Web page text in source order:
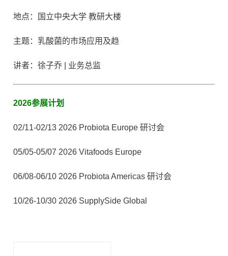
地点：国立中央大学 教研大楼
主题：乳酸菌的市场应用及趋
讲者：徐子乔 | 业务总监
2026参展计划
02/11-02/13 2026 Probiota Europe 研讨会
05/05-05/07 2026 Vitafoods Europe
06/08-06/10 2026 Probiota Americas 研讨会
10/26-10/30 2026 SupplySide Global